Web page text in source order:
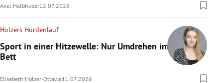
Axel Halbhuber12.07.2026
Holzers Hürdenlauf
Sport in einer Hitzewelle: Nur Umdrehen im
Bett
Elisabeth Holzer-Ottawa11.07.2026